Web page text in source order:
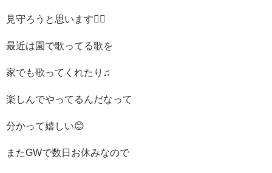
見守ろうと思います👍🏻
最近は園で歌ってる歌を
家でも歌ってくれたり♫
楽しんでやってるんだなって
分かって嬉しい😊
またGWで数日お休みなので